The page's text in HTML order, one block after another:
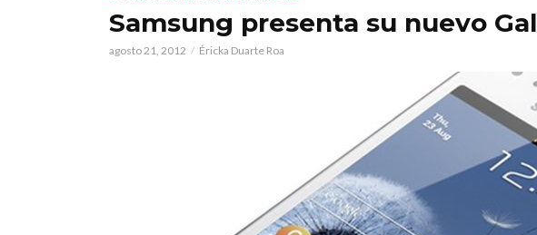
Samsung presenta su nuevo
agosto 21, 2012 Éricka Duarte Roa